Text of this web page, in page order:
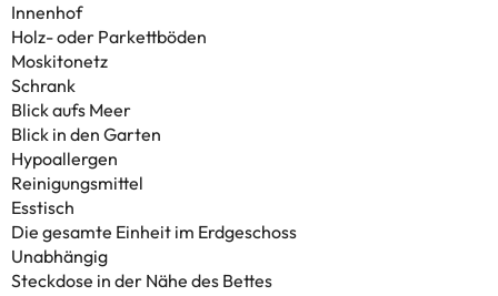
Innenhof
Holz- oder Parkettböden
Moskitonetz
Schrank
Blick aufs Meer
Blick in den Garten
Hypoallergen
Reinigungsmittel
Esstisch
Die gesamte Einheit im Erdgeschoss
Unabhängig
Steckdose in der Nähe des Bettes